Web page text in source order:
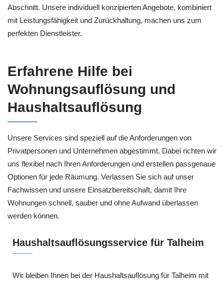
Abschnitt. Unsere individuell konzipierten Angebote, kombiniert
mit Leistungsfähigkeit und Zurückhaltung, machen uns zum
perfekten Dienstleister.
Erfahrene Hilfe bei
Wohnungsauflösung und
Haushaltsauflösung
Unsere Services sind speziell auf die Anforderungen von
Privatpersonen und Unternehmen abgestimmt. Dabei richten wir
uns flexibel nach Ihren Anforderungen und erstellen passgenaue
Optionen für jede Räumung. Verlassen Sie sich auf unser
Fachwissen und unsere Einsatzbereitschaft, damit Ihre
Wohnungen schnell, sauber und ohne Aufwand überlassen
werden können.
Haushaltsauflösungsservice für Talheim
Wir bleiben Ihnen bei der Haushaltsauflösung für Talheim mit